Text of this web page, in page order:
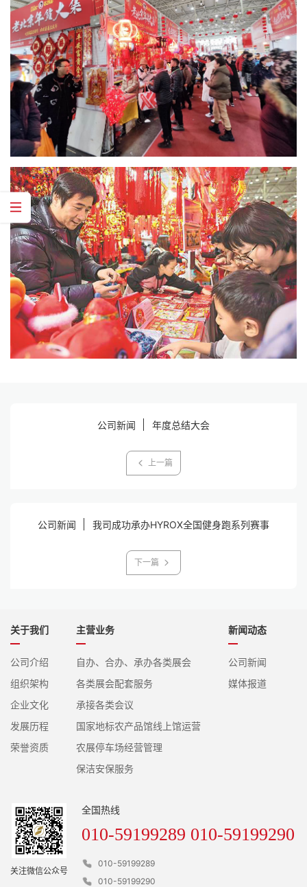
公司新闻 年度总结大会
上一篇
公司新闻 我司成功承办HYROX全国健身跑系列赛事
下一篇
关于我们
公司介绍
组织架构
企业文化
发展历程
荣誉资质
主营业务
自办、合办、承办各类展会
各类展会配套服务
承接各类会议
国家地标农产品馆线上馆运营
农展停车场经营管理
保洁安保服务
新闻动态
公司新闻
媒体报道
关注微信公众号
全国热线
010-59199289 010-59199290
010-59199289
010-59199290